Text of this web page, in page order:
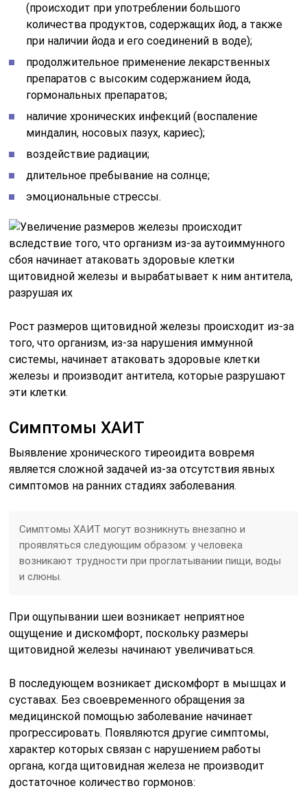
(происходит при употреблении большого
количества продуктов, содержащих йод, а также
при наличии йода и его соединений в воде);
продолжительное применение лекарственных
препаратов с высоким содержанием йода,
гормональных препаратов;
наличие хронических инфекций (воспаление
миндалин, носовых пазух, кариес);
воздействие радиации;
длительное пребывание на солнце;
эмоциональные стрессы.
Рост размеров щитовидной железы происходит из-за
того, что организм, из-за нарушения иммунной
системы, начинает атаковать здоровые клетки
железы и производит антитела, которые разрушают
эти клетки.
Симптомы ХАИТ
Выявление хронического тиреоидита вовремя
является сложной задачей из-за отсутствия явных
симптомов на ранних стадиях заболевания.
Симптомы ХАИТ могут возникнуть внезапно и
проявляться следующим образом: у человека
возникают трудности при проглатывании пищи, воды
и слюны.
При ощупывании шеи возникает неприятное
ощущение и дискомфорт, поскольку размеры
щитовидной железы начинают увеличиваться.
В последующем возникает дискомфорт в мышцах и
суставах. Без своевременного обращения за
медицинской помощью заболевание начинает
прогрессировать. Появляются другие симптомы,
характер которых связан с нарушением работы
органа, когда щитовидная железа не производит
достаточное количество гормонов: